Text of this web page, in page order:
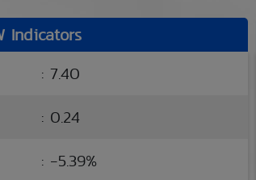
Indicators
: 7.40
: 0.24
: -5.39%